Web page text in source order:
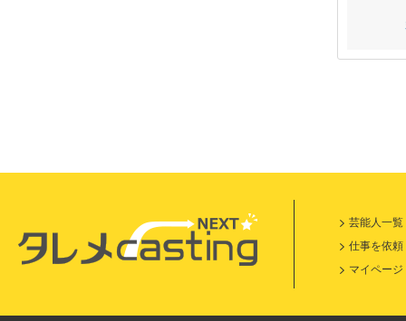
芸能人一覧
仕事を依頼
マイページ